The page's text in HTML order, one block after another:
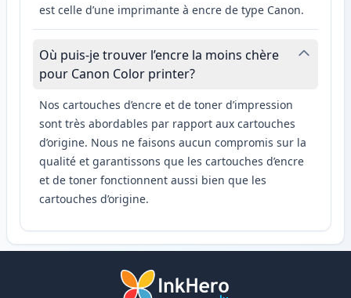
est celle d’une imprimante à encre de type Canon.
Où puis-je trouver l’encre la moins chère
pour Canon Color printer?
Nos cartouches d’encre et de toner d’impression
sont très abordables par rapport aux cartouches
d’origine. Nous ne faisons aucun compromis sur la
qualité et garantissons que les cartouches d’encre
et de toner fonctionnent aussi bien que les
cartouches d’origine.